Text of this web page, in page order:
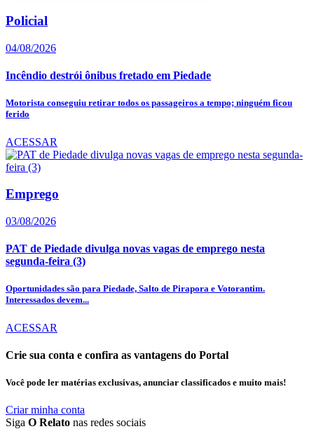
Policial
04/08/2026
Incêndio destrói ônibus fretado em Piedade
Motorista conseguiu retirar todos os passageiros a tempo; ninguém ficou
ferido
ACESSAR
Emprego
03/08/2026
PAT de Piedade divulga novas vagas de emprego nesta
segunda-feira (3)
Oportunidades são para Piedade, Salto de Pirapora e Votorantim.
Interessados devem...
ACESSAR
Crie sua conta e confira as vantagens do Portal
Você pode ler matérias exclusivas, anunciar classificados e muito mais!
Criar minha conta
Siga O Relato nas redes sociais